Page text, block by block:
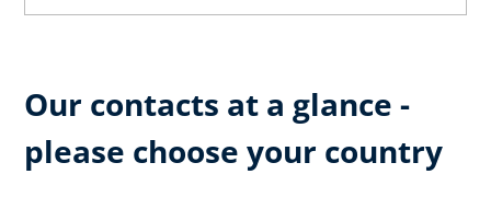
Our contacts at a glance -
please choose your country